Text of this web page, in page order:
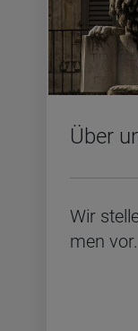
Über
Wir
men vor.